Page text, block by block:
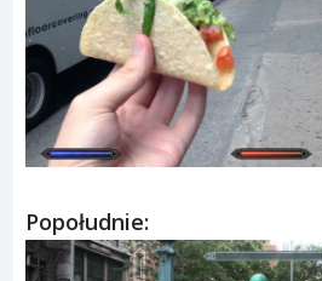
Popołudnie: